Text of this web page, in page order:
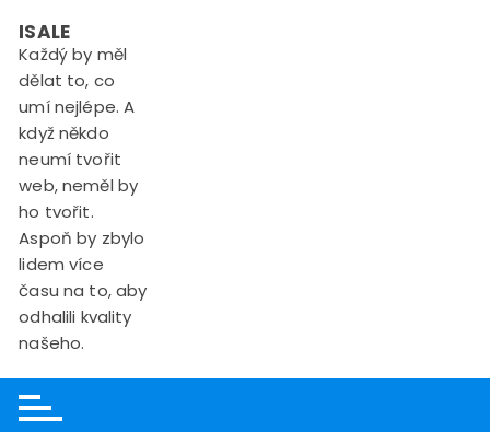
content
ISALE
Každý by měl
dělat to, co
umí nejlépe. A
když někdo
neumí tvořit
web, neměl by
ho tvořit.
Aspoň by zbylo
lidem více
času na to, aby
odhalili kvality
našeho.